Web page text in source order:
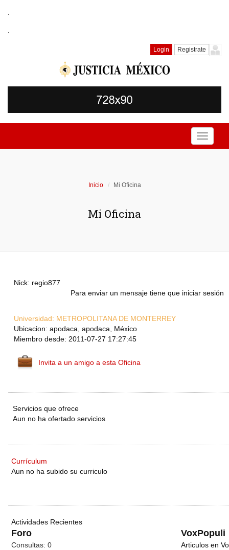
.
.
Login Registrate
Toggle
Inicio Mi Oficina
Mi Oficina
Nick: regio877
Para enviar un mensaje tiene que iniciar sesión
Universidad: METROPOLITANA DE MONTERREY
Ubicacion: apodaca, apodaca, México
Miembro desde: 2011-07-27 17:27:45
Invita a un amigo a esta Oficina
Servicios que ofrece
Aun no ha ofertado servicios
Currículum
Aun no ha subido su curriculo
Actividades Recientes
Foro VoxPopuli
Consultas: 0
Articulos en